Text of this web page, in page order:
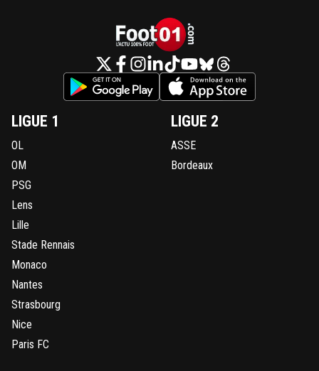
LIGUE 1
OL
OM
PSG
Lens
Lille
Stade Rennais
Monaco
Nantes
Strasbourg
Nice
Paris FC
LIGUE 2
ASSE
Bordeaux